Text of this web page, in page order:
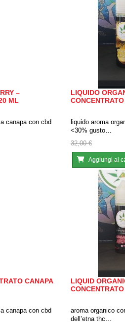
–
ML
canapa con cbd
LIQUIDO
liquido aroma
<30% gusto…
32,00 €
Aggiungi al
CANAPA
canapa con cbd
LIQUID
aroma organico
dell’etna thc…